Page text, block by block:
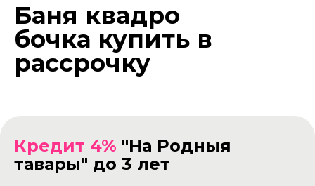
Баня квадро
бочка купить в
рассрочку
Кредит 4% "На Родныя
тавары" до 3 лет